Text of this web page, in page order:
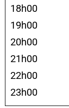
18h00
19h00
20h00
21h00
22h00
23h00